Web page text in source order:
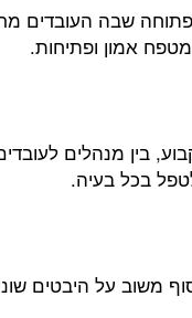
שבה העובדים
אמון ופתיחות.
בין מנהלים
בכל בעיה.
משוב על היבטים